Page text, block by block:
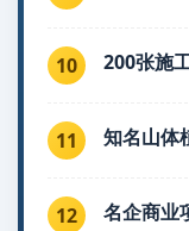
10 200张施
11 知名山体
12 名企商业